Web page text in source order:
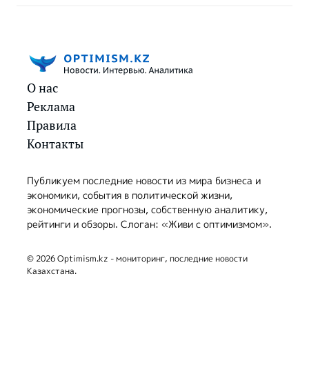
О нас
Реклама
Правила
Контакты
Публикуем последние новости из мира бизнеса и
экономики, события в политической жизни,
экономические прогнозы, собственную аналитику,
рейтинги и обзоры. Слоган: «Живи с оптимизмом».
© 2026 Optimism.kz - мониторинг, последние новости
Казахстана.